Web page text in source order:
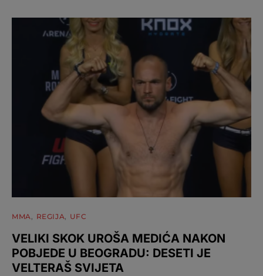
MMA REGIJA UFC
VELIKI SKOK UROŠA MEDIĆA NAKON
POBJEDE U BEOGRADU: DESETI JE
VELTERAŠ SVIJETA